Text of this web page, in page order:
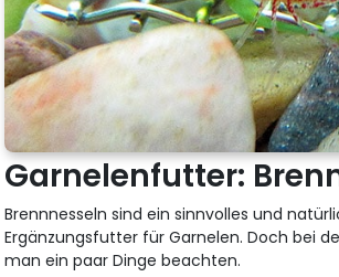
Garnelenfutter:
Brennnesseln sind ein sinnvolles und
Ergänzungsfutter für Garnelen. Doch bei
man ein paar Dinge beachten.